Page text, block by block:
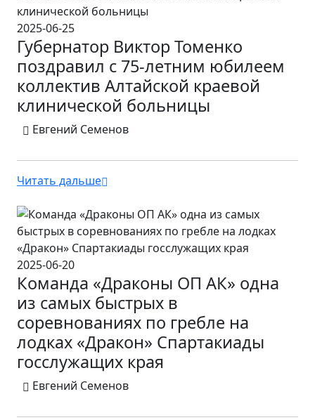
2025-06-25
Губернатор Виктор Томенко
поздравил с 75-летним юбилеем
коллектив Алтайской краевой
клинической больницы
Евгений Семенов
Читать дальше
2025-06-20
Команда «Драконы ОП АК» одна
из самых быстрых в
соревнованиях по гребле на
лодках «Дракон» Спартакиады
госслужащих края
Евгений Семенов